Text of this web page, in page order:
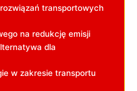
transportowych
na redukcję emisji
dla
w zakresie transportu